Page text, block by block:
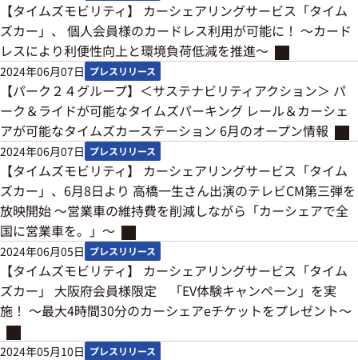
【タイムズモビリティ】 カーシェアリングサービス「タイム
ズカー」、 個人会員様のカードレス利用が可能に！ ～カード
レスにより利便性向上と環境負荷低減を推進～
2024年06月07日 プレスリリース
【パーク２４グループ】＜サステナビリティアクション＞ パ
ーク＆ライドが可能なタイムズパーキング レール＆カーシェ
アが可能なタイムズカーステーション 6月のオープン情報
2024年06月07日 プレスリリース
【タイムズモビリティ】 カーシェアリングサービス「タイム
ズカー」、6月8日より 高橋一生さん出演のテレビCM第三弾を
放映開始 ～営業車の維持費を削減しながら「カーシェアで全
国に営業車を。」～
2024年06月05日 プレスリリース
【タイムズモビリティ】 カーシェアリングサービス「タイム
ズカー」 大阪府会員様限定 「EV体験キャンペーン」を実
施！ ～最大4時間30分のカーシェアeチケットをプレゼント～
2024年05月10日 プレスリリース